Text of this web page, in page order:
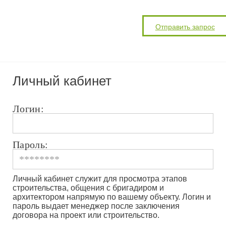
Личный кабинет
Логин:
Пароль:
Личный кабинет служит для просмотра этапов
строительства, общения с бригадиром и
архитектором напрямую по вашему объекту. Логин и
пароль выдает менеджер после заключения
договора на проект или строительство.